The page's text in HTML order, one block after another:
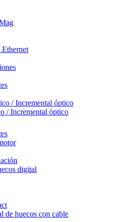
/ Incremental óptico
/ Incremental óptico
digital
de huecos con cable